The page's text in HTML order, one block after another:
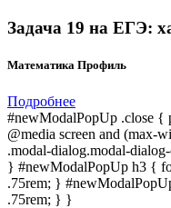
Задача 19 на ЕГЭ:
Математика Профиль
Подробнее
#newModalPopUp .close {
@media screen and (max-
.modal-dialog.modal-
} #newModalPopUp h3 {
.75rem; }
.75rem; } }